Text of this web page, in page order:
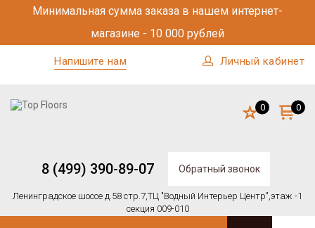
Минимальная сумма заказа в нашем интернет-
магазине - 10 000 рублей
Напишите нам Личный кабинет
8 (499) 390-89-07 Обратный звонок
Ленинградское шоссе д.58 стр.7,ТЦ "Водный Интерьер Центр",этаж -1
секция 009-010
0 0